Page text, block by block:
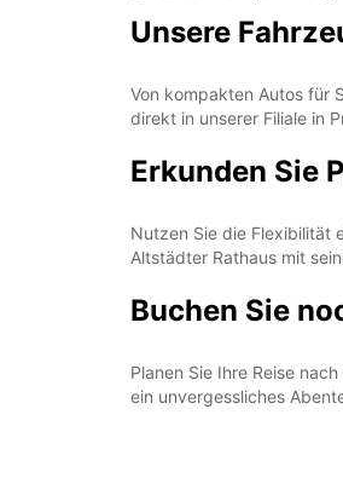
Unsere
Von kompakten Autos für
direkt in unserer Filiale in
Erkunden Sie
Nutzen Sie die Flexibilität
Altstädter Rathaus mit
Buchen Sie
Planen Sie Ihre Reise
ein unvergessliches